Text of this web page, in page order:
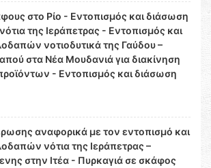
στο Ρίο - Εντοπισμός και διάσωση
της Ιεράπετρας - Εντοπισμός και
νοτιοδυτικά της Γαύδου –
στα Νέα Μουδανιά για διακίνηση
- Εντοπισμός και διάσωση
αναφορικά με τον εντοπισμό και
νότια της Ιεράπετρας –
στην Ιτέα - Πυρκαγιά σε σκάφος